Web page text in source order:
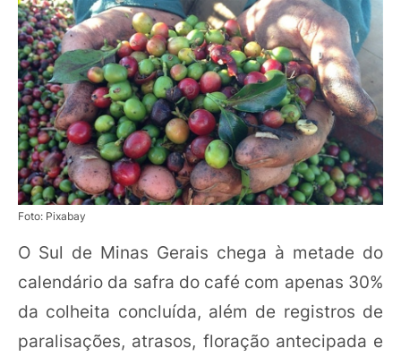
Foto: Pixabay
O Sul de Minas Gerais chega à metade do
calendário da safra do café com apenas 30%
da colheita concluída, além de registros de
paralisações, atrasos, floração antecipada e